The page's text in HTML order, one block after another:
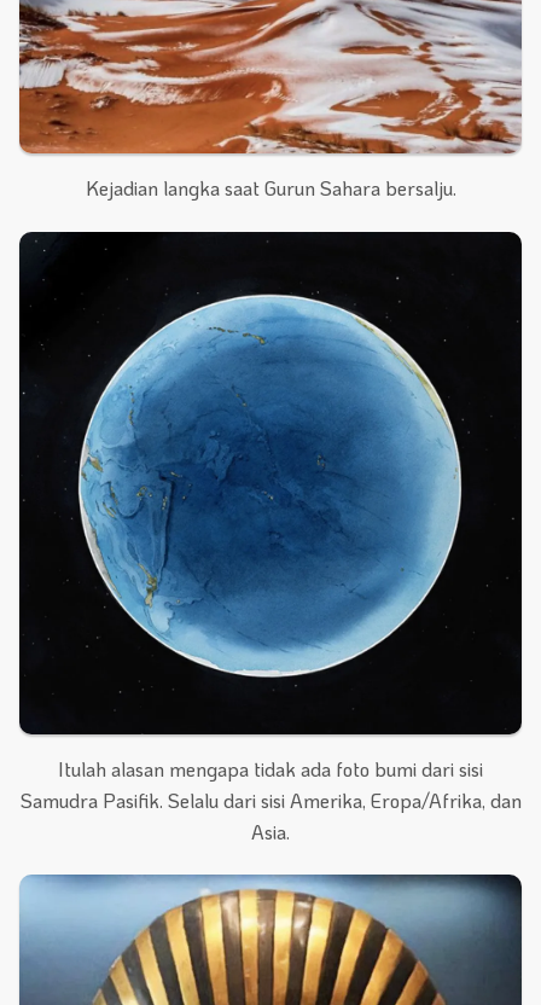
Kejadian langka saat Gurun Sahara bersalju.
Itulah alasan mengapa tidak ada foto bumi dari sisi
Samudra Pasifik. Selalu dari sisi Amerika, Eropa/Afrika, dan
Asia.